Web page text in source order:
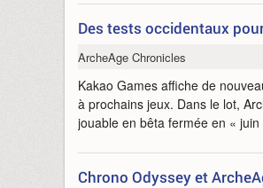
Des tests occidentaux
ArcheAge Chronicles
Kakao Games affiche de
à prochains jeux. Dans le lot,
jouable en bêta fermée en «
Chrono Odyssey et